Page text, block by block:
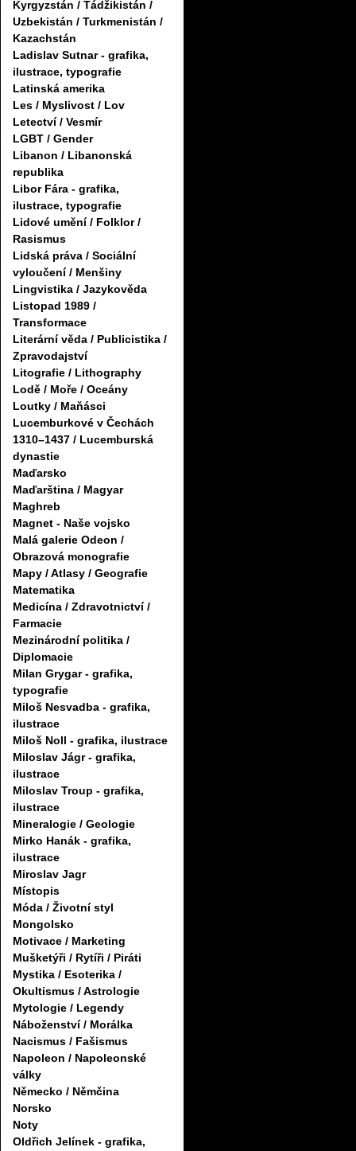
Kyrgyzstán / Tádžikistán /
Uzbekistán / Turkmenistán /
Kazachstán
Ladislav Sutnar - grafika,
ilustrace, typografie
Latinská amerika
Les / Myslivost / Lov
Letectví / Vesmír
LGBT / Gender
Libanon / Libanonská
republika
Libor Fára - grafika,
ilustrace, typografie
Lidové umění / Folklor /
Rasismus
Lidská práva / Sociální
vyloučení / Menšiny
Lingvistika / Jazykověda
Listopad 1989 /
Transformace
Literární věda / Publicistika /
Zpravodajství
Litografie / Lithography
Lodě / Moře / Oceány
Loutky / Maňásci
Lucemburkové v Čechách
1310–1437 / Lucemburská
dynastie
Maďarsko
Maďarština / Magyar
Maghreb
Magnet - Naše vojsko
Malá galerie Odeon /
Obrazová monografie
Mapy / Atlasy / Geografie
Matematika
Medicína / Zdravotnictví /
Farmacie
Mezinárodní politika /
Diplomacie
Milan Grygar - grafika,
typografie
Miloš Nesvadba - grafika,
ilustrace
Miloš Noll - grafika, ilustrace
Miloslav Jágr - grafika,
ilustrace
Miloslav Troup - grafika,
ilustrace
Mineralogie / Geologie
Mirko Hanák - grafika,
ilustrace
Miroslav Jagr
Místopis
Móda / Životní styl
Mongolsko
Motivace / Marketing
Mušketýři / Rytíři / Piráti
Mystika / Esoterika /
Okultismus / Astrologie
Mytologie / Legendy
Náboženství / Morálka
Nacismus / Fašismus
Napoleon / Napoleonské
války
Německo / Němčina
Norsko
Noty
Oldřich Jelínek - grafika,